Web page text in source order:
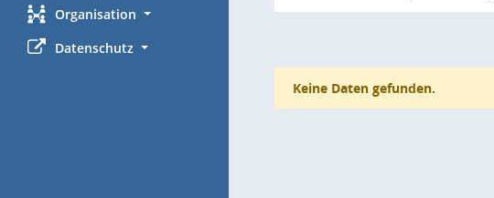
Organisation
Datenschutz
Keine Daten gefunden.